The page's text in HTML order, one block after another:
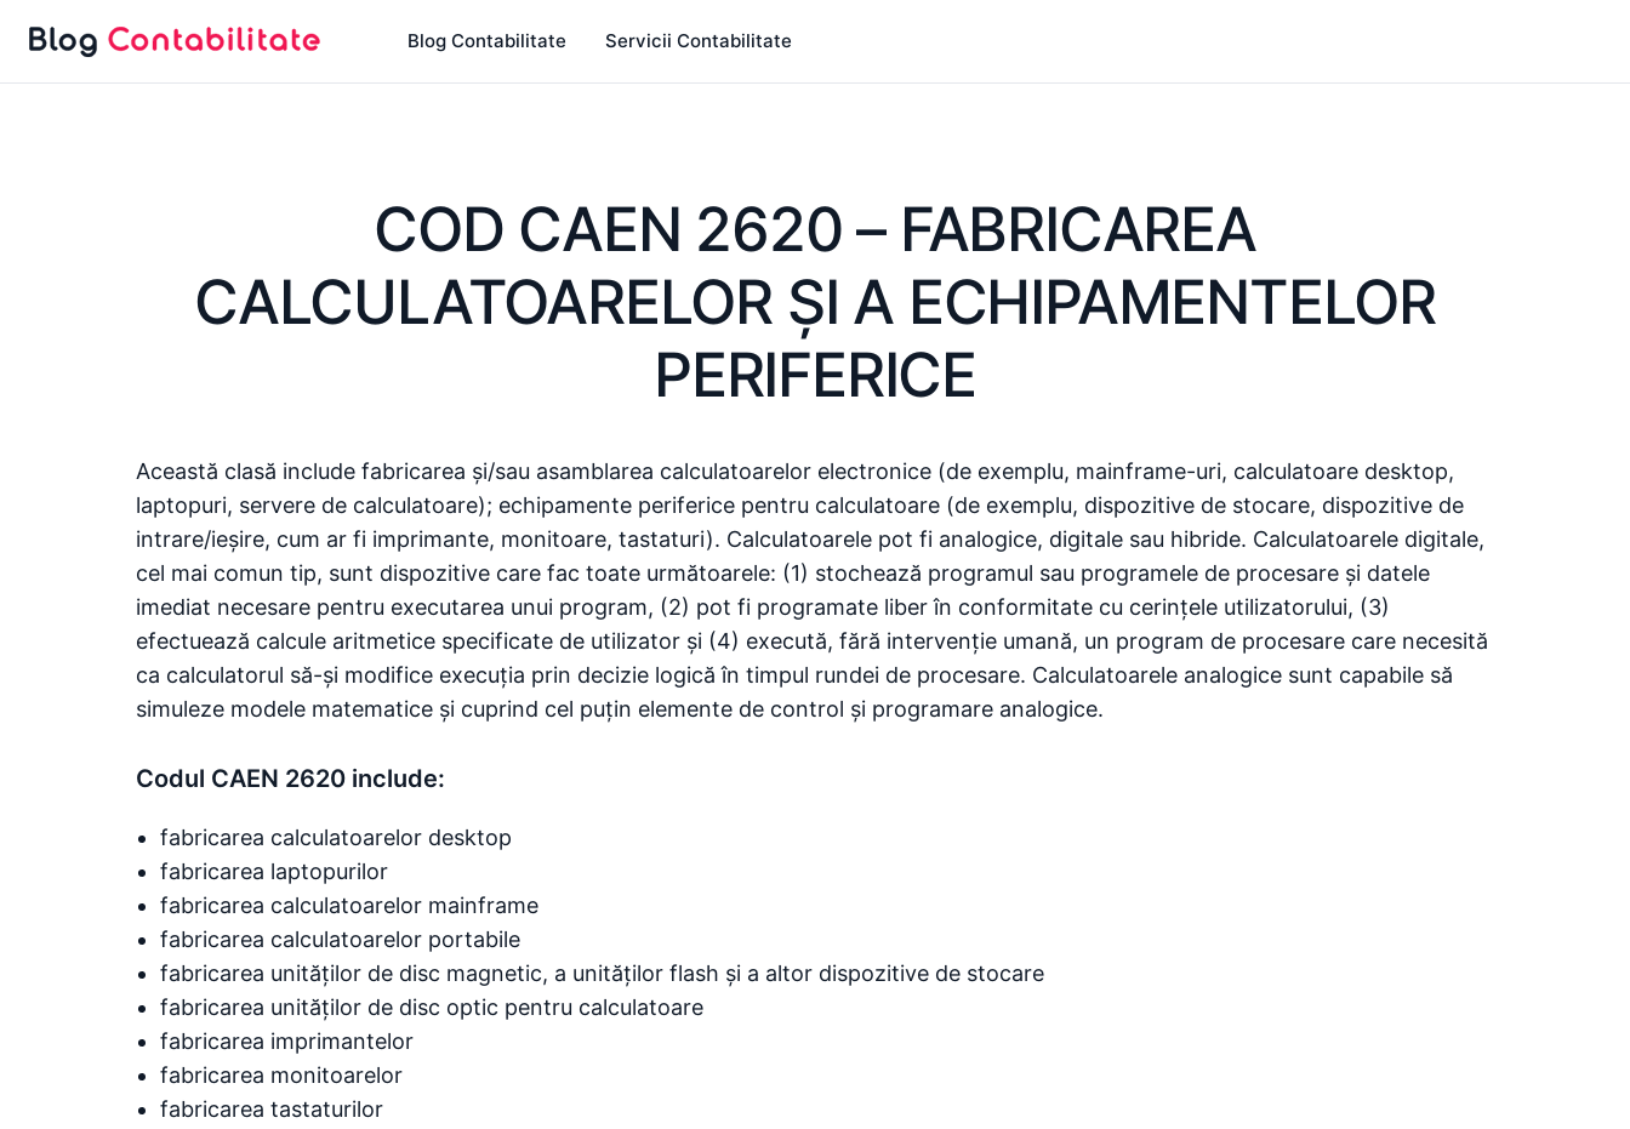
conținut
Blog Contabilitate Servicii Contabilitate
COD CAEN 2620 – FABRICAREA
CALCULATOARELOR ŞI A ECHIPAMENTELOR
PERIFERICE
Această clasă include fabricarea și/sau asamblarea calculatoarelor electronice (de exemplu, mainframe-uri, calculatoare desktop,
laptopuri, servere de calculatoare); echipamente periferice pentru calculatoare (de exemplu, dispozitive de stocare, dispozitive de
intrare/ieșire, cum ar fi imprimante, monitoare, tastaturi). Calculatoarele pot fi analogice, digitale sau hibride. Calculatoarele digitale,
cel mai comun tip, sunt dispozitive care fac toate următoarele: (1) stochează programul sau programele de procesare și datele
imediat necesare pentru executarea unui program, (2) pot fi programate liber în conformitate cu cerințele utilizatorului, (3)
efectuează calcule aritmetice specificate de utilizator și (4) execută, fără intervenție umană, un program de procesare care necesită
ca calculatorul să-și modifice execuția prin decizie logică în timpul rundei de procesare. Calculatoarele analogice sunt capabile să
simuleze modele matematice și cuprind cel puțin elemente de control și programare analogice.
Codul CAEN 2620 include:
fabricarea calculatoarelor desktop
fabricarea laptopurilor
fabricarea calculatoarelor mainframe
fabricarea calculatoarelor portabile
fabricarea unităților de disc magnetic, a unităților flash și a altor dispozitive de stocare
fabricarea unităților de disc optic pentru calculatoare
fabricarea imprimantelor
fabricarea monitoarelor
fabricarea tastaturilor